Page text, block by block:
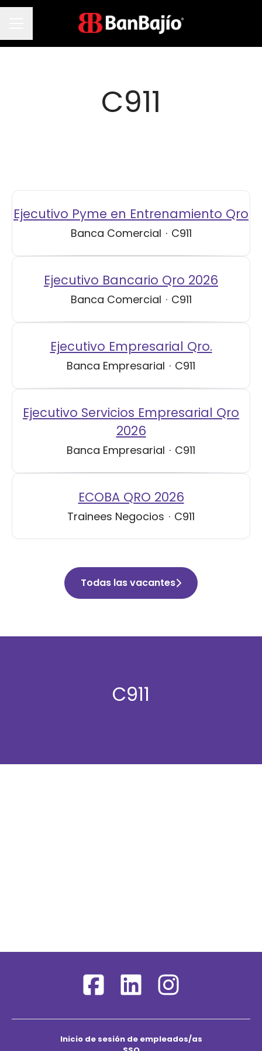
Menú de empleo
C911
Ejecutivo Pyme en Entrenamiento Qro
Banca Comercial · C911
Ejecutivo Bancario Qro 2026
Banca Comercial · C911
Ejecutivo Empresarial Qro.
Banca Empresarial · C911
Ejecutivo Servicios Empresarial Qro
2026
Banca Empresarial · C911
ECOBA QRO 2026
Trainees Negocios · C911
Todas las vacantes
C911
Inicio de sesión de empleados/as